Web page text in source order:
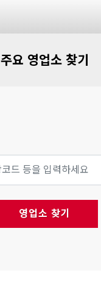
주요 영업소 찾기
영업소 찾기